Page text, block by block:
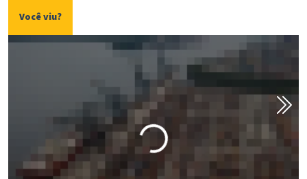
Você viu?